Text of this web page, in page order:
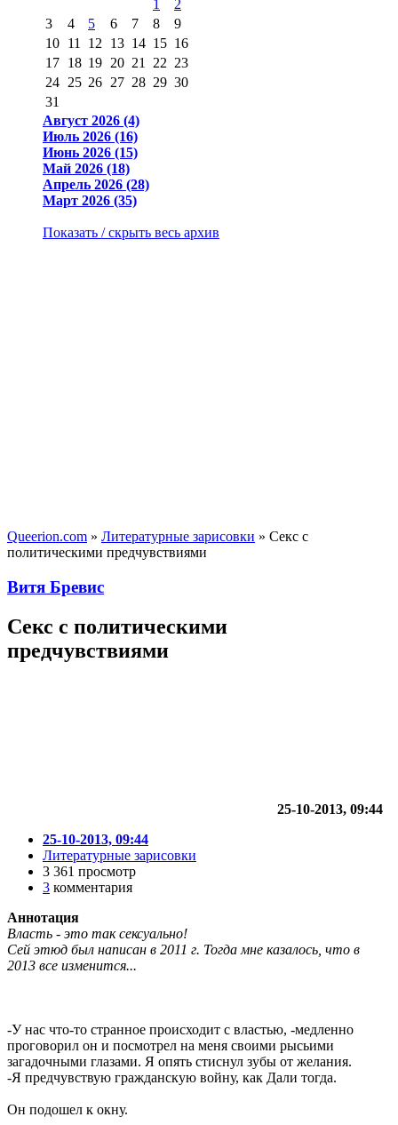
1
2
3
4 5 6 7 8
9
10 11 12 13 14 15 16
17 18 19 20 21 22 23
24 25 26 27 28 29 30
31
Август 2026 (4)
Июль 2026 (16)
Июнь 2026 (15)
Май 2026 (18)
Апрель 2026 (28)
Март 2026 (35)
Показать / скрыть весь архив
Queerion.com » Литературные зарисовки » Секс с
политическими предчувствиями
Витя Бревис
Секс с политическими
предчувствиями
25-10-2013, 09:44
25-10-2013, 09:44
Литературные зарисовки
3 361 просмотр
3 комментария
Аннотация
Власть - это так сексуально!
Сей этюд был написан в 2011 г. Тогда мне казалось, что в
2013 все изменится...
-У нас что-то странное происходит с властью, -медленно
проговорил он и посмотрел на меня своими рысьими
загадочными глазами. Я опять стиснул зубы от желания.
-Я предчувствую гражданскую войну, как Дали тогда.
Он подошел к окну.